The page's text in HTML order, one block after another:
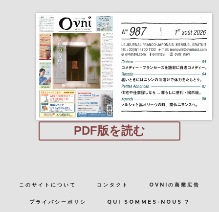
PDF版を読む
このサイトについて コンタクト OVNIの商業広告
プライバシーポリシ QUI SOMMES-NOUS ?